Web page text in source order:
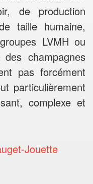
de production
taille humaine,
LVMH ou
des champagnes
pas forcément
particulièrement
complexe et
Jouette